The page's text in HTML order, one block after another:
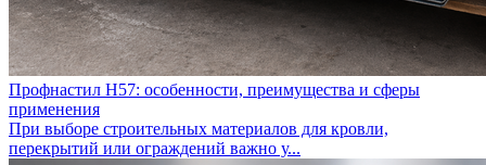
Профнастил Н57: особенности, преимущества и сферы
применения
При выборе строительных материалов для кровли,
перекрытий или ограждений важно у...